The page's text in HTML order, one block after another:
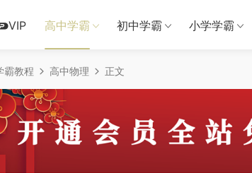
VIP 高中学霸 初中学霸 小学学霸
霸教程 高中物理 正文